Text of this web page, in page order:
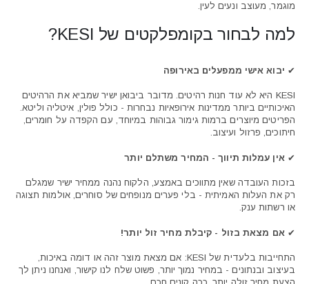
מוגמר, מעוצב ונעים לעין.
למה לבחור בקומפלקטים של KESI?
✔ יבוא אישי ממפעלים באירופה
KESI היא לא עוד חנות רהיטים. מדובר ביבואן ישיר שמביא את הרהיטים
האיכותיים ביותר ממדינות אירופאיות נבחרות - כולל פולין, איטליה וליטא.
הפריטים מיוצרים ברמות גימור גבוהות במיוחד, עם הקפדה על חומרים,
חיתוכים, פרזול ועיצוב.
✔אין עמלות תיווך - המחיר משתלם יותר
בזכות העובדה שאין מתווכים באמצע, הלקוח נהנה ממחיר ישיר שמגלם
רק את העלות האמיתית - בלי פערים מנופחים של סוחרים, אולמות תצוגה
או רשתות ענק.
✔אם מצאת בזול - קיבלת מחיר זול יותר!
התחייבות בלעדית של KESI: אם מצאת מוצר זהה או דומה באיכות,
בעיצוב ובנתונים - במחיר נמוך יותר, פשוט שלח לנו קישור, ואנחנו ניתן לך